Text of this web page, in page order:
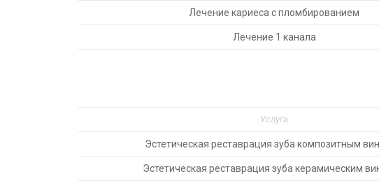
Лечение кариеса с пломбированием
Лечение 1 канала
Услуга
Эстетическая реставрация зуба композитным
Эстетическая реставрация зуба керамическим